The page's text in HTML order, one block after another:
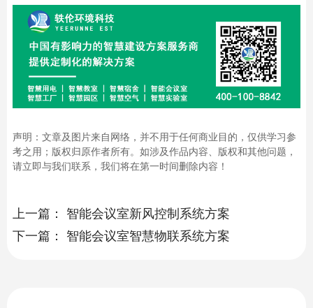
声明：文章及图片来自网络，并不用于任何商业目的，仅供学习参
考之用；版权归原作者所有。如涉及作品内容、版权和其他问题，
请立即与我们联系，我们将在第一时间删除内容！
上一篇： 智能会议室新风控制系统方案
下一篇： 智能会议室智慧物联系统方案